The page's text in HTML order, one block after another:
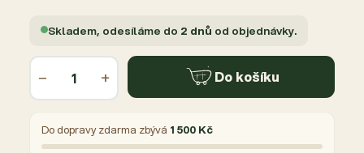
Skladem, odesíláme do 2 dnů od objednávky.
− + Do košíku
Do dopravy zdarma zbývá 1 500 Kč